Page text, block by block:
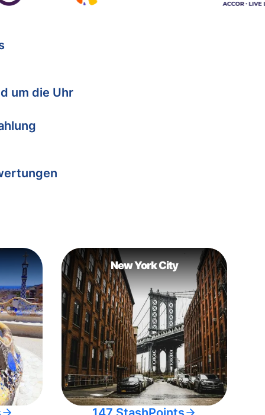
um die Uhr
New York City